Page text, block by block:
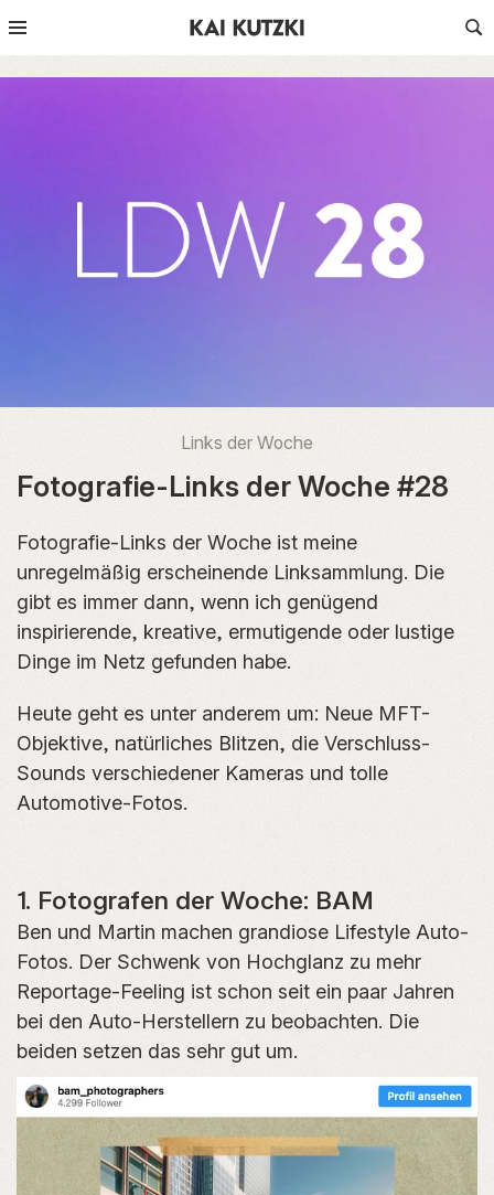
Links der Woche
Fotografie-Links der Woche #28
Fotografie-Links der Woche ist meine
unregelmäßig erscheinende Linksammlung. Die
gibt es immer dann, wenn ich genügend
inspirierende, kreative, ermutigende oder lustige
Dinge im Netz gefunden habe.
Heute geht es unter anderem um: Neue MFT-
Objektive, natürliches Blitzen, die Verschluss-
Sounds verschiedener Kameras und tolle
Automotive-Fotos.
1. Fotografen der Woche: BAM
Ben und Martin machen grandiose Lifestyle Auto-
Fotos. Der Schwenk von Hochglanz zu mehr
Reportage-Feeling ist schon seit ein paar Jahren
bei den Auto-Herstellern zu beobachten. Die
beiden setzen das sehr gut um.